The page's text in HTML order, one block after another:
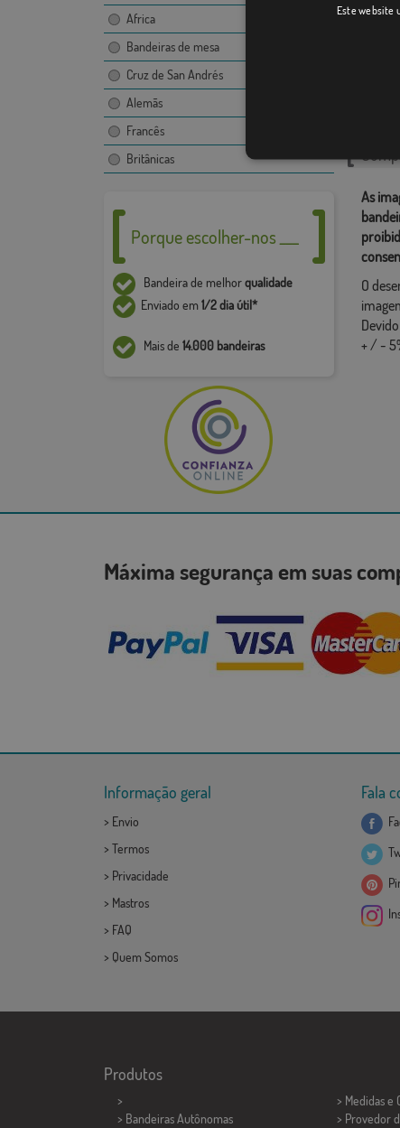
Africa
Bandeiras de mesa
Cruz de San Andrés
Alemãs
Francês
Britânicas
Porque escolher-nos ___
Bandeira de melhorqualidade
Enviado em1/2 dia útil*
Mais de 14.000 bandeiras
Hoyos
As
O
+ / -
Máxima segurança em suas
Informação geral
> Envio
> Termos
> Privacidade
> Mastros
> FAQ
> Quem Somos
Fala
Produtos
>
> Bandeiras Autônomas
> Medidas e
> Provedor
Este website